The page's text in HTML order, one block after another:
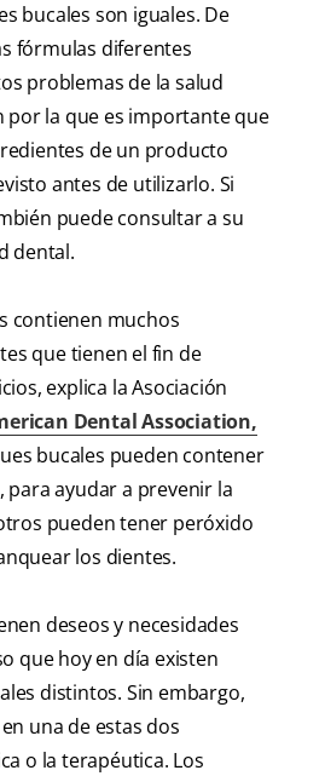
bucales son iguales. De
fórmulas diferentes
problemas de la salud
por la que es importante que
de un producto
antes de utilizarlo. Si
puede consultar a su
dental.
contienen muchos
que tienen el fin de
explica la Asociación
Dental Association,
bucales pueden contener
ayudar a prevenir la
pueden tener peróxido
los dientes.
deseos y necesidades
que hoy en día existen
distintos. Sin embargo,
una de estas dos
o la terapéutica. Los